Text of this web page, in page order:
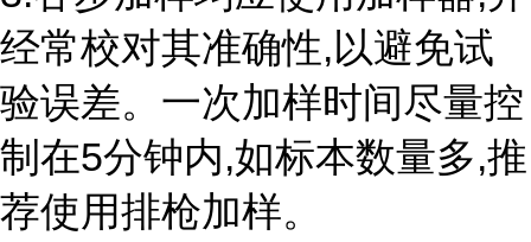
经常校对其准确性,以避免试
验误差。一次加样时间尽量控
制在5分钟内,如标本数量多,推
荐使用排枪加样。